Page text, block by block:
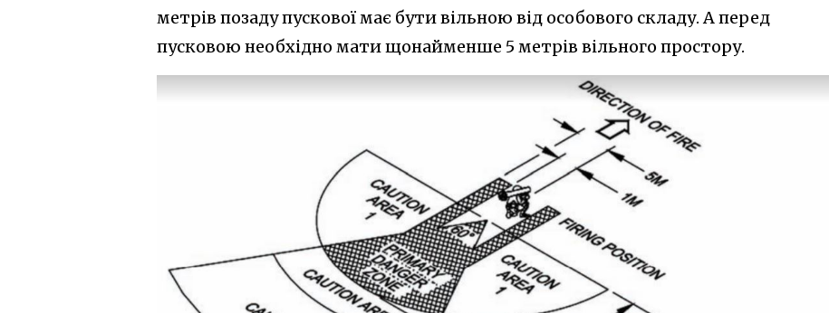
метрів позаду пускової має бути вільною від особового складу. А перед
пусковою необхідно мати щонайменше 5 метрів вільного простору.